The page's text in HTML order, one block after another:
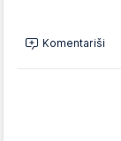
Komentariši